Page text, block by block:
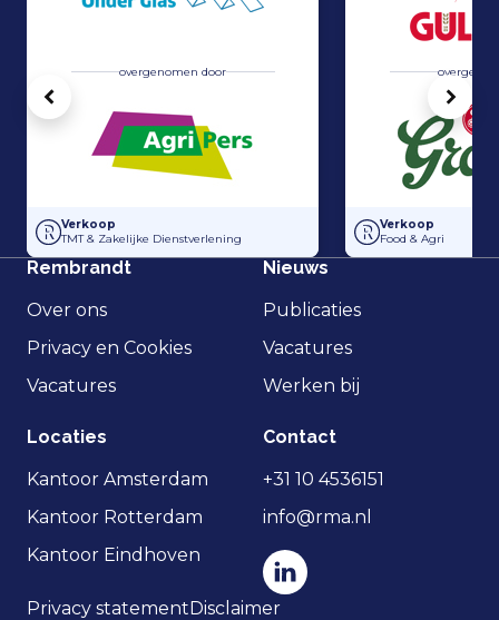
overgenomen door
Overname Horti-Text door Agripers
Verkoop
TMT & Zakelijke Dienstverlening
Grolsch heeft
Verkoop
Food & Agri
Vorige
Rembrandt
Over ons
Privacy en Cookies
Vacatures
Nieuws
Publicaties
Vacatures
Werken bij
Locaties
Kantoor Amsterdam
Kantoor Rotterdam
Kantoor Eindhoven
Contact
+31 10 4536151
info@rma.nl
Privacy statementDisclaimer